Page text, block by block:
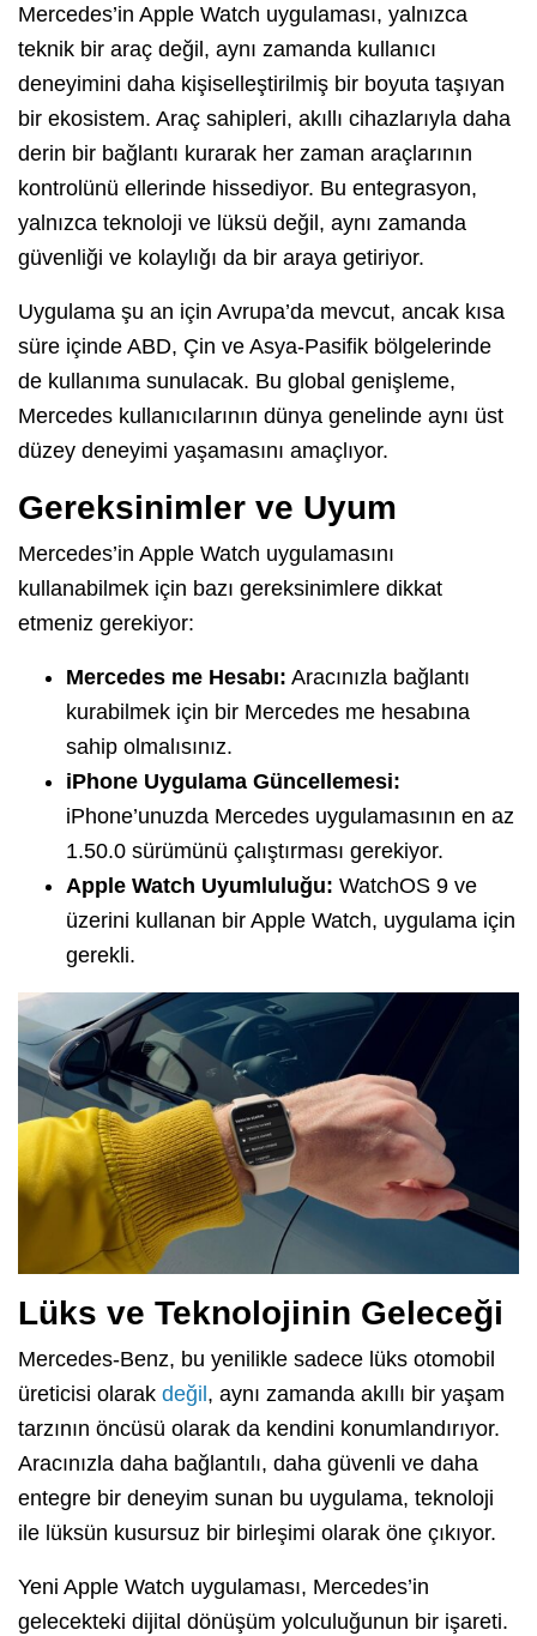
Mercedes’in Apple Watch uygulaması, yalnızca
teknik bir araç değil, aynı zamanda kullanıcı
deneyimini daha kişiselleştirilmiş bir boyuta taşıyan
bir ekosistem. Araç sahipleri, akıllı cihazlarıyla daha
derin bir bağlantı kurarak her zaman araçlarının
kontrolünü ellerinde hissediyor. Bu entegrasyon,
yalnızca teknoloji ve lüksü değil, aynı zamanda
güvenliği ve kolaylığı da bir araya getiriyor.
Uygulama şu an için Avrupa’da mevcut, ancak kısa
süre içinde ABD, Çin ve Asya-Pasifik bölgelerinde
de kullanıma sunulacak. Bu global genişleme,
Mercedes kullanıcılarının dünya genelinde aynı üst
düzey deneyimi yaşamasını amaçlıyor.
Gereksinimler ve Uyum
Mercedes’in Apple Watch uygulamasını
kullanabilmek için bazı gereksinimlere dikkat
etmeniz gerekiyor:
Mercedes me Hesabı: Aracınızla bağlantı
kurabilmek için bir Mercedes me hesabına
sahip olmalısınız.
iPhone Uygulama Güncellemesi:
iPhone’unuzda Mercedes uygulamasının en az
1.50.0 sürümünü çalıştırması gerekiyor.
Apple Watch Uyumluluğu: WatchOS 9 ve
üzerini kullanan bir Apple Watch, uygulama için
gerekli.
Lüks ve Teknolojinin Geleceği
Mercedes-Benz, bu yenilikle sadece lüks otomobil
üreticisi olarak değil , aynı zamanda akıllı bir yaşam
tarzının öncüsü olarak da kendini konumlandırıyor.
Aracınızla daha bağlantılı, daha güvenli ve daha
entegre bir deneyim sunan bu uygulama, teknoloji
ile lüksün kusursuz bir birleşimi olarak öne çıkıyor.
Yeni Apple Watch uygulaması, Mercedes’in
gelecekteki dijital dönüşüm yolculuğunun bir işareti.